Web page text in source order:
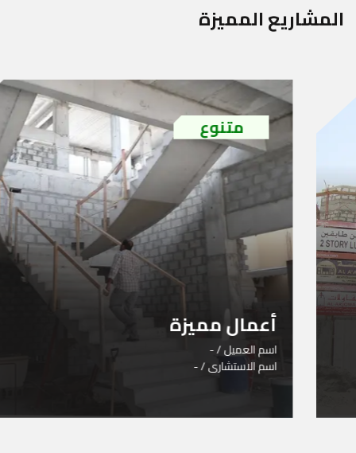
المشاريع المميزة
متنوع
أعمال مميزة
اسم العميل / -
اسم الاستشارى / -